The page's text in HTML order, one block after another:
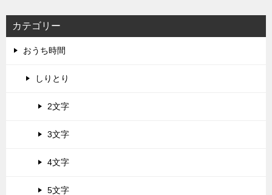
カテゴリー
おうち時間
しりとり
2文字
3文字
4文字
5文字